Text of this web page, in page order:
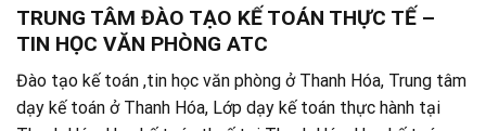
TRUNG TÂM ĐÀO TẠO KẾ TOÁN THỰC TẾ –
TIN HỌC VĂN PHÒNG ATC
Đào tạo kế toán ,tin học văn phòng ở Thanh Hóa, Trung tâm
dạy kế toán ở Thanh Hóa, Lớp dạy kế toán thực hành tại